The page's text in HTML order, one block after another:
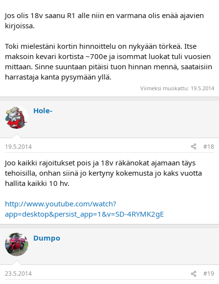
Jos olis 18v saanu R1 alle niin en varmana olis enää ajavien
kirjoissa.
Toki mielestäni kortin hinnoittelu on nykyään törkeä. Itse
maksoin kevari kortista ~700e ja isommat luokat tuli vuosien
mittaan. Sinne suuntaan pitäisi tuon hinnan mennä, saataisiin
harrastaja kanta pysymään yllä.
Viimeksi muokattu: 19.5.2014
Hole-
19.5.2014 #18
Joo kaikki rajoitukset pois ja 18v räkänokat ajamaan täys
tehoisilla, onhan siinä jo kertyny kokemusta jo kaks vuotta
hallita kaikki 10 hv.
http://www.youtube.com/watch?
app=desktop&persist_app=1&v=SD-4RYMK2gE
Dumpo
23.5.2014 #19